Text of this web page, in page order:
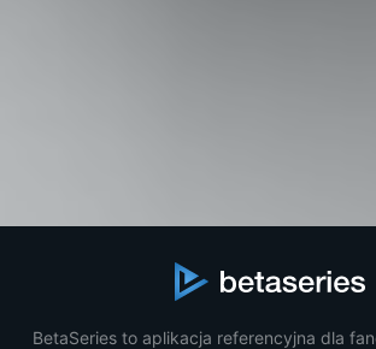
BetaSeries to aplikacja referencyjna dla